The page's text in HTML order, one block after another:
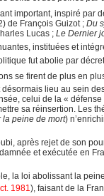
important, inspiré par
de François Guizot ;Du
Lucas ;Le Dernier
instituées et
fut abolie par
se firent de plus en
lieu au sein
celui de la «
sa réinsertion. Les
la peine de mort)
après rejet de son
et exécutée en
la loi abolissant la
1981), faisant de la